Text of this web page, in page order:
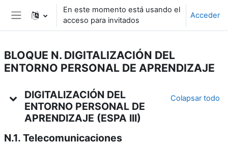
Salta al contenido principal
Panel lateral
En este momento está usando el
acceso para invitados
Acceder
BLOQUE N. DIGITALIZACIÓN DEL
ENTORNO PERSONAL DE APRENDIZAJE
Diagrama de temas
DIGITALIZACIÓN DEL
ENTORNO PERSONAL DE
APRENDIZAJE (ESPA III)
Colapsar todo
N.1. Telecomunicaciones